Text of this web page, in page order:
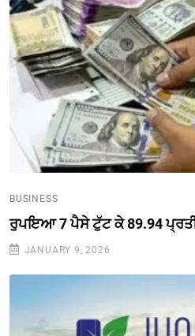
BUSINESS
ਰੁਪਇਆ 7 ਪੈਸੇ ਟੁੱਟ ਕੇ 89.94
JANUARY 9, 2026